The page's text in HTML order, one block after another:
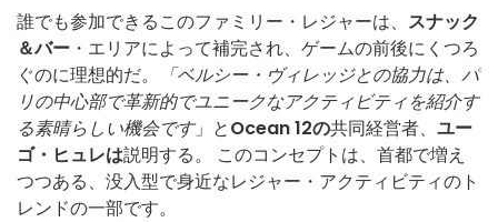
誰でも参加できるこのファミリー・レジャーは、 スナック
＆バー ・エリアによって補完され、ゲームの前後にくつろ
ぐのに理想的だ。
「ベルシー・ヴィレッジとの協力は、パ
リの中心部で革新的でユニークなアクティビティを紹介す
る素晴らしい機会です」とOcean 12の共同経営者、 ユー
ゴ・ヒュレは説明する。 このコンセプトは、首都で増え
つつある、没入型で身近なレジャー・アクティビティのト
レンドの一部です。